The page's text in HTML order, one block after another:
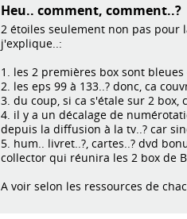
Heu.. comment, comment..?
2 étoiles seulement non pas
j'explique..:
1. les 2 premières box sont
2. les eps 99 à 133..? donc, ca
3. du coup, si ca s'étale sur 2 box,
4. il y a un décalage de
depuis la diffusion à la tv..? car
5. hum.. livret..?, cartes..? dvd
collector qui réunira les 2 box de
A voir selon les ressources de